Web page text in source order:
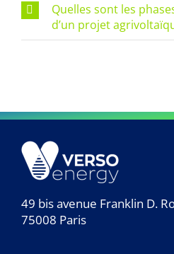
Quelles sont les
d’un projet
49 bis avenue Franklin D.
75008 Paris